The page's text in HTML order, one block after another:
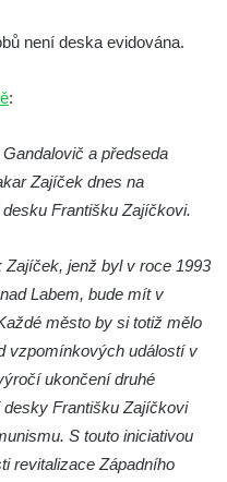
J. V.
na
v
v Dolním
v Plavu
války v
v
není deska evidována.
:
a předseda
Zajíček dnes na
Františku Zajíčkovi.
Zajíček, jenž byl v roce 1993
Labem, bude mít v
město by si totiž mělo
vzpomínkových událostí v
ukončení druhé
Františku Zajíčkovi
S touto iniciativou
revitalizace Západního